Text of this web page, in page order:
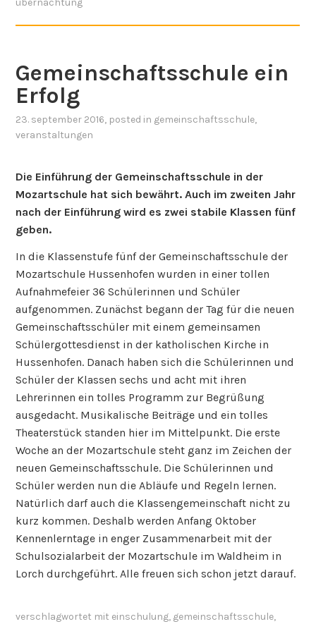
übernachtung
Gemeinschaftsschule ein
Erfolg
23. september 2016, posted in gemeinschaftsschule,
veranstaltungen
Die Einführung der Gemeinschaftsschule in der
Mozartschule hat sich bewährt. Auch im zweiten Jahr
nach der Einführung wird es zwei stabile Klassen fünf
geben.
In die Klassenstufe fünf der Gemeinschaftsschule der
Mozartschule Hussenhofen wurden in einer tollen
Aufnahmefeier 36 Schülerinnen und Schüler
aufgenommen. Zunächst begann der Tag für die neuen
Gemeinschaftsschüler mit einem gemeinsamen
Schülergottesdienst in der katholischen Kirche in
Hussenhofen. Danach haben sich die Schülerinnen und
Schüler der Klassen sechs und acht mit ihren
Lehrerinnen ein tolles Programm zur Begrüßung
ausgedacht. Musikalische Beiträge und ein tolles
Theaterstück standen hier im Mittelpunkt. Die erste
Woche an der Mozartschule steht ganz im Zeichen der
neuen Gemeinschaftsschule. Die Schülerinnen und
Schüler werden nun die Abläufe und Regeln lernen.
Natürlich darf auch die Klassengemeinschaft nicht zu
kurz kommen. Deshalb werden Anfang Oktober
Kennenlerntage in enger Zusammenarbeit mit der
Schulsozialarbeit der Mozartschule im Waldheim in
Lorch durchgeführt. Alle freuen sich schon jetzt darauf.
verschlagwortet mit einschulung, gemeinschaftsschule,